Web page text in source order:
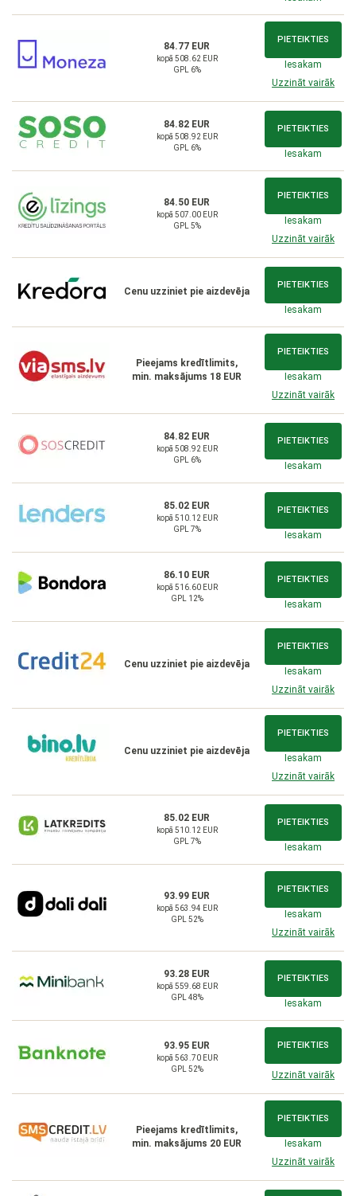
84.77 EUR
kopā 508.62 EUR
GPL 6%
PIETEIKTIES
Iesakam
Uzzināt vairāk
84.82 EUR
kopā 508.92 EUR
GPL 6%
PIETEIKTIES
Iesakam
84.50 EUR
kopā 507.00 EUR
GPL 5%
PIETEIKTIES
Iesakam
Uzzināt vairāk
Cenu uzziniet pie aizdevēja
PIETEIKTIES
Iesakam
Pieejams kredītlimits,
min. maksājums 18 EUR
PIETEIKTIES
Iesakam
Uzzināt vairāk
84.82 EUR
kopā 508.92 EUR
GPL 6%
PIETEIKTIES
Iesakam
85.02 EUR
kopā 510.12 EUR
GPL 7%
PIETEIKTIES
Iesakam
86.10 EUR
kopā 516.60 EUR
GPL 12%
PIETEIKTIES
Iesakam
Cenu uzziniet pie aizdevēja
PIETEIKTIES
Iesakam
Uzzināt vairāk
Cenu uzziniet pie aizdevēja
PIETEIKTIES
Iesakam
Uzzināt vairāk
85.02 EUR
kopā 510.12 EUR
GPL 7%
PIETEIKTIES
Iesakam
93.99 EUR
kopā 563.94 EUR
GPL 52%
PIETEIKTIES
Iesakam
Uzzināt vairāk
93.28 EUR
kopā 559.68 EUR
GPL 48%
PIETEIKTIES
Iesakam
93.95 EUR
kopā 563.70 EUR
GPL 52%
PIETEIKTIES
Uzzināt vairāk
Pieejams kredītlimits,
min. maksājums 20 EUR
PIETEIKTIES
Iesakam
Uzzināt vairāk